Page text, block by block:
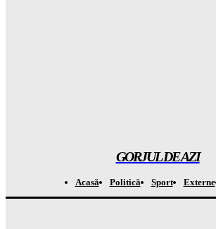
GORJUL DE AZI
Acasă Politică Sport Externe